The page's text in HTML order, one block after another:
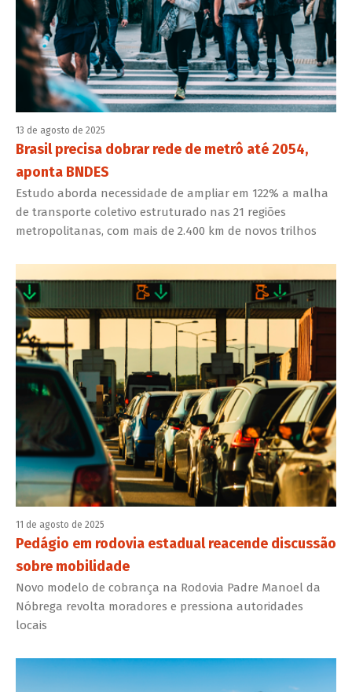
13 de agosto de 2025
Brasil precisa dobrar rede de metrô até 2054,
aponta BNDES
Estudo aborda necessidade de ampliar em 122% a malha
de transporte coletivo estruturado nas 21 regiões
metropolitanas, com mais de 2.400 km de novos trilhos
11 de agosto de 2025
Pedágio em rodovia estadual reacende discussão
sobre mobilidade
Novo modelo de cobrança na Rodovia Padre Manoel da
Nóbrega revolta moradores e pressiona autoridades
locais